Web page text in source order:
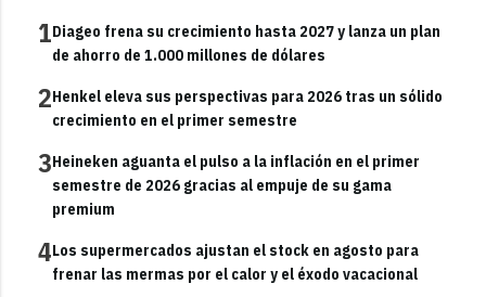
1Diageo frena su crecimiento hasta 2027 y lanza un plan
de ahorro de 1.000 millones de dólares
2Henkel eleva sus perspectivas para 2026 tras un sólido
crecimiento en el primer semestre
3Heineken aguanta el pulso a la inflación en el primer
semestre de 2026 gracias al empuje de su gama
premium
4Los supermercados ajustan el stock en agosto para
frenar las mermas por el calor y el éxodo vacacional